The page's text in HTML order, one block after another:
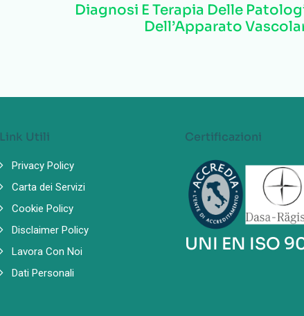
Diagnosi E Terapia Delle
Dell’Apparato
Link Utili
Privacy Policy
Carta dei Servizi
Cookie Policy
Disclaimer Policy
Lavora Con Noi
Dati Personali
Certificazioni
UNI EN ISO